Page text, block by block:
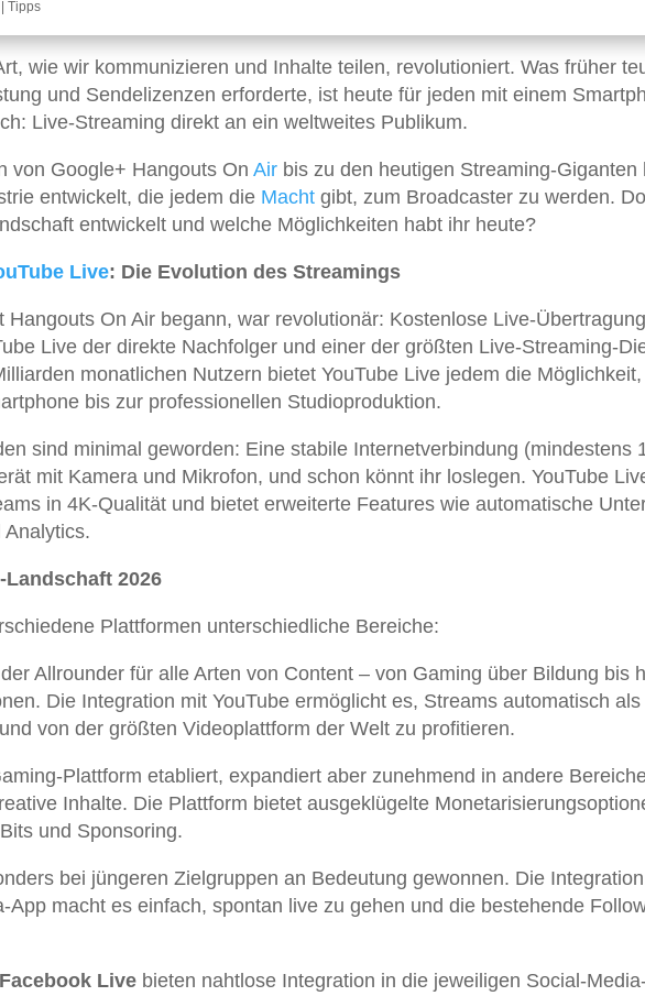
Tipps
wie wir kommunizieren und Inhalte teilen, revolutioniert. Was früher
und Sendelizenzen erforderte, ist heute für jeden mit einem
Live-Streaming direkt an ein weltweites Publikum.
von Google+ Hangouts On Air bis zu den heutigen Streaming-Giganten
entwickelt, die jedem die Macht gibt, zum Broadcaster zu werden.
entwickelt und welche Möglichkeiten habt ihr heute?
Live: Die Evolution des Streamings
Hangouts On Air begann, war revolutionär: Kostenlose Live-
Live der direkte Nachfolger und einer der größten Live-Streaming-
monatlichen Nutzern bietet YouTube Live jedem die
bis zur professionellen Studioproduktion.
sind minimal geworden: Eine stabile Internetverbindung (mindestens
mit Kamera und Mikrofon, und schon könnt ihr loslegen. YouTube
in 4K-Qualität und bietet erweiterte Features wie automatische
Analytics.
Landschaft 2026
Plattformen unterschiedliche Bereiche:
Allrounder für alle Arten von Content – von Gaming über Bildung bis
Die Integration mit YouTube ermöglicht es, Streams automatisch als
von der größten Videoplattform der Welt zu profitieren.
Plattform etabliert, expandiert aber zunehmend in andere
Inhalte. Die Plattform bietet ausgeklügelte
und Sponsoring.
bei jüngeren Zielgruppen an Bedeutung gewonnen. Die
App macht es einfach, spontan live zu gehen und die bestehende
Facebook Live bieten nahtlose Integration in die jeweiligen Social-